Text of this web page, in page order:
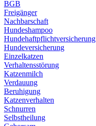
BGB
Freigänger
Nachbarschaft
Hundeshampoo
Hundehaftpflichtversicherung
Hundeversicherung
Einzelkatzen
Verhaltensstörung
Katzenmilch
Verdauung
Beruhigung
Katzenverhalten
Schnurren
Selbstheilung